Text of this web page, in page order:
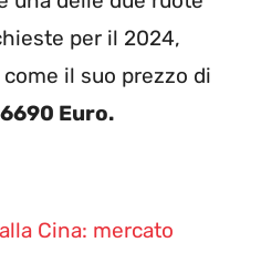
per il 2024,
il suo prezzo di
6690 Euro.
Cina: mercato